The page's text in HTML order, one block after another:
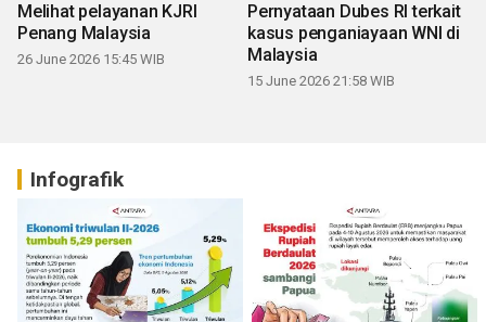
Melihat pelayanan KJRI
Penang Malaysia
26 June 2026 15:45 WIB
Pernyataan Dubes RI terkait
kasus penganiayaan WNI di
Malaysia
15 June 2026 21:58 WIB
Infografik